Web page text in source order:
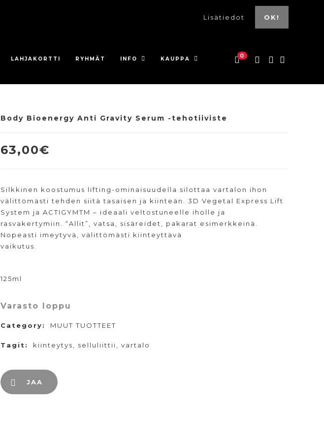
Lisätiedot OK!
LAHJAKORTTI RYHMÄT INFO KAUPPA 0
Body Bioenergy Anti Gravity Serum -tehotiiviste
63,00€
Silkkinen koostumus lifting-ominaisuudella silottaa vartalon ihon
välittömästi tehden siitä tasaisen ja kiinteän. 3D Vegetal Express Lift
System ja ACTIGYMTM – ideaali veltostuneelle iholle ja
rasvakertymiin. “Allit”, vatsa, sisäreidet, pakarat esimerkkeinä.
Nopeasti imeytyvä, välittömästi kiinteyttävä
vaikutus.
125ml
Varasto loppu
Category: MUUT TUOTTEET
Tagit: kiinteytys selluliittii vartalo
JAA